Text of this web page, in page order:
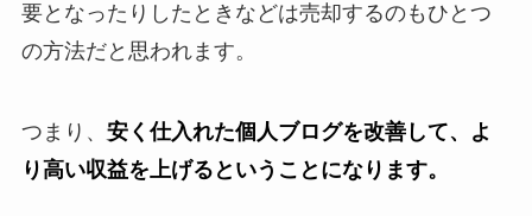
要となったりしたときなどは売却するのもひとつ
の方法だと思われます。
つまり、 安く仕入れた個人ブログを改善して、よ
り高い収益を上げるということになります。